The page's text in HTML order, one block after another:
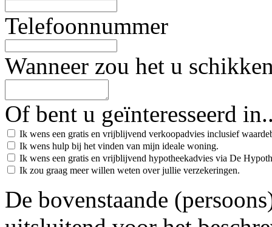
Telefoonnummer
Wanneer zou het u
Of bent u geïnteresseerd
Ik wens een gratis en vrijblijvend verkoopadvies inclusief
Ik wens hulp bij het vinden van mijn ideale woning.
Ik wens een gratis en vrijblijvend hypotheekadvies via De
Ik zou graag meer willen weten over jullie verzekeringen.
De bovenstaande